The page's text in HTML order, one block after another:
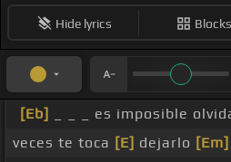
Hide lyrics Blocks
[Eb]
_ _ _ es imposible
veces te toca [E] dejarlo [Em]